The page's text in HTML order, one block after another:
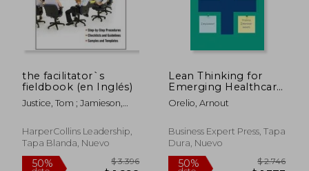
50%
dcto. $ 3.762
50%
dcto. $
the facilitator`s
fieldbook (en Inglés)
Justice, Tom ; Jamieson,
HarperCollins Leadership,
Tapa Blanda, Nuevo
Lean Thinking for
Emerging Healthcare
Leaders: How to
Develop Yourself and
Improvements (en
Inglés)
Orelio, Arnout
Business Expert Press, Tapa
Dura, Nuevo